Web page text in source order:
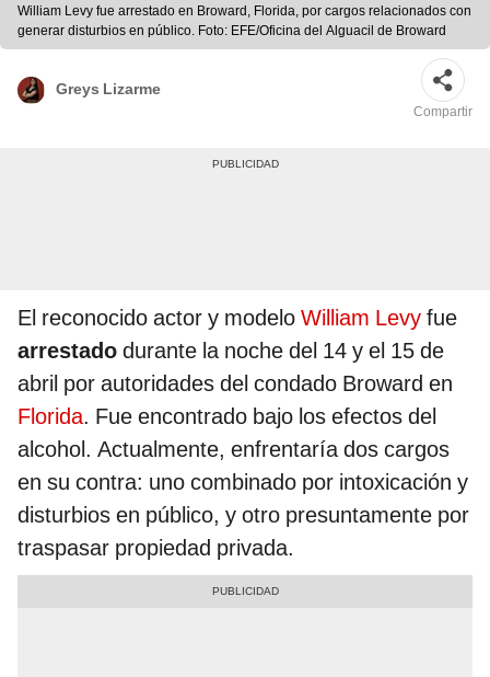
William Levy fue arrestado en Broward, Florida, por cargos relacionados con
generar disturbios en público. Foto: EFE/Oficina del Alguacil de Broward
Greys Lizarme
Compartir
El reconocido actor y modelo William Levy fue
arrestado durante la noche del 14 y el 15 de
abril por autoridades del condado Broward en
Florida. Fue encontrado bajo los efectos del
alcohol. Actualmente, enfrentaría dos cargos
en su contra: uno combinado por intoxicación y
disturbios en público, y otro presuntamente por
traspasar propiedad privada.